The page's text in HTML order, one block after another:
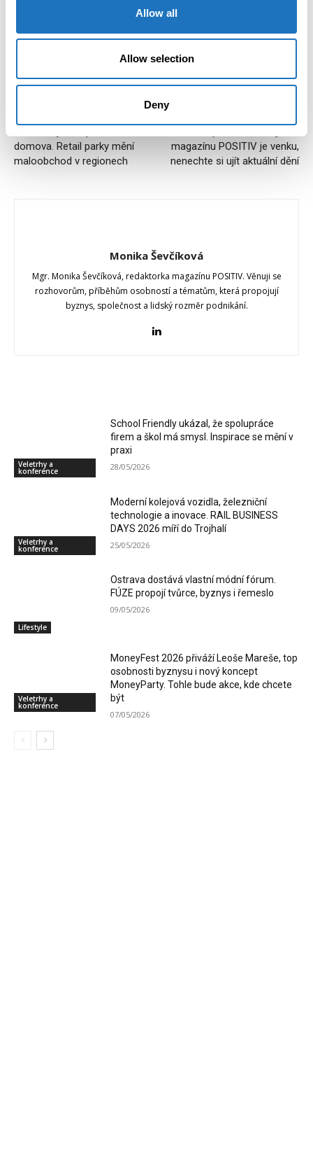
Allow all
Allow selection
Deny
domova. Retail parky mění
maloobchod v regionech
magazínu POSITIV je venku,
nenechte si ujít aktuální dění
Monika Ševčíková
Mgr. Monika Ševčíková, redaktorka magazínu POSITIV. Věnuji se
rozhovorům, příběhům osobností a tématům, která propojují
byznys, společnost a lidský rozměr podnikání.
Veletrhy a
konference
School Friendly ukázal, že spolupráce
firem a škol má smysl. Inspirace se mění v
praxi
28/05/2026
Veletrhy a
konference
Moderní kolejová vozidla, železniční
technologie a inovace. RAIL BUSINESS
DAYS 2026 míří do Trojhalí
25/05/2026
Lifestyle
Ostrava dostává vlastní módní fórum.
FÚZE propojí tvůrce, byznys i řemeslo
09/05/2026
Veletrhy a
konference
MoneyFest 2026 přiváží Leoše Mareše, top
osobnosti byznysu i nový koncept
MoneyParty. Tohle bude akce, kde chcete
být
07/05/2026